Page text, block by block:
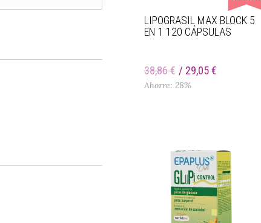
LIPOGRASIL MAX BLOCK 5
EN 1 120 CÁPSULAS
38,86 € 29,05 €
Ahorre: 28%